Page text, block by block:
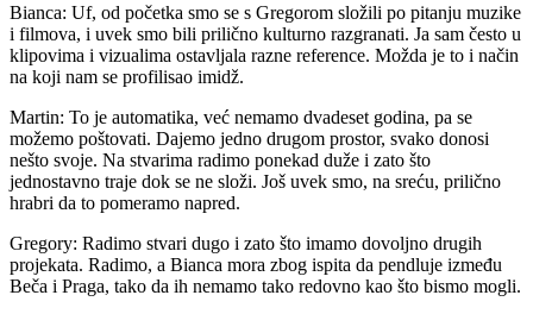
Bianca: Uf, od početka smo se s Gregorom složili po pitanju muzike
i filmova, i uvek smo bili prilično kulturno razgranati. Ja sam često u
klipovima i vizualima ostavljala razne reference. Možda je to i način
na koji nam se profilisao imidž.
Martin: To je automatika, već nemamo dvadeset godina, pa se
možemo poštovati. Dajemo jedno drugom prostor, svako donosi
nešto svoje. Na stvarima radimo ponekad duže i zato što
jednostavno traje dok se ne složi. Još uvek smo, na sreću, prilično
hrabri da to pomeramo napred.
Gregory: Radimo stvari dugo i zato što imamo dovoljno drugih
projekata. Radimo, a Bianca mora zbog ispita da pendluje između
Beča i Praga, tako da ih nemamo tako redovno kao što bismo mogli.